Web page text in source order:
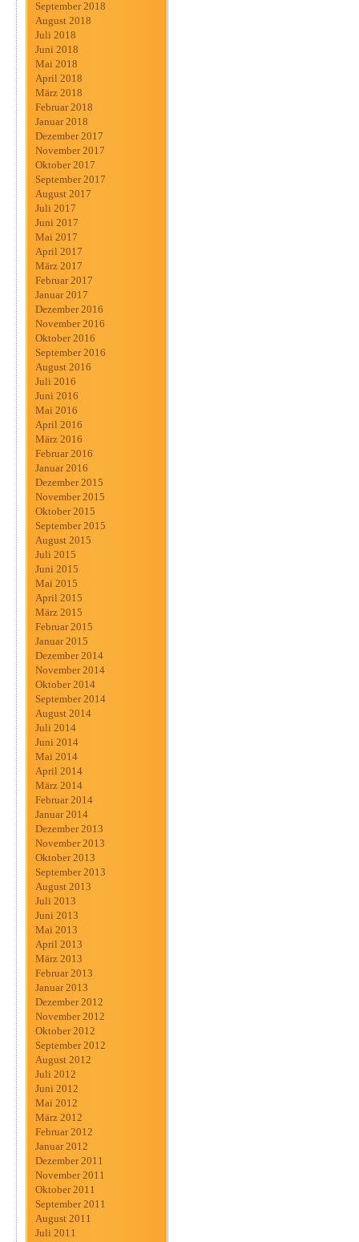
September 2018
August 2018
Juli 2018
Juni 2018
Mai 2018
April 2018
März 2018
Februar 2018
Januar 2018
Dezember 2017
November 2017
Oktober 2017
September 2017
August 2017
Juli 2017
Juni 2017
Mai 2017
April 2017
März 2017
Februar 2017
Januar 2017
Dezember 2016
November 2016
Oktober 2016
September 2016
August 2016
Juli 2016
Juni 2016
Mai 2016
April 2016
März 2016
Februar 2016
Januar 2016
Dezember 2015
November 2015
Oktober 2015
September 2015
August 2015
Juli 2015
Juni 2015
Mai 2015
April 2015
März 2015
Februar 2015
Januar 2015
Dezember 2014
November 2014
Oktober 2014
September 2014
August 2014
Juli 2014
Juni 2014
Mai 2014
April 2014
März 2014
Februar 2014
Januar 2014
Dezember 2013
November 2013
Oktober 2013
September 2013
August 2013
Juli 2013
Juni 2013
Mai 2013
April 2013
März 2013
Februar 2013
Januar 2013
Dezember 2012
November 2012
Oktober 2012
September 2012
August 2012
Juli 2012
Juni 2012
Mai 2012
März 2012
Februar 2012
Januar 2012
Dezember 2011
November 2011
Oktober 2011
September 2011
August 2011
Juli 2011